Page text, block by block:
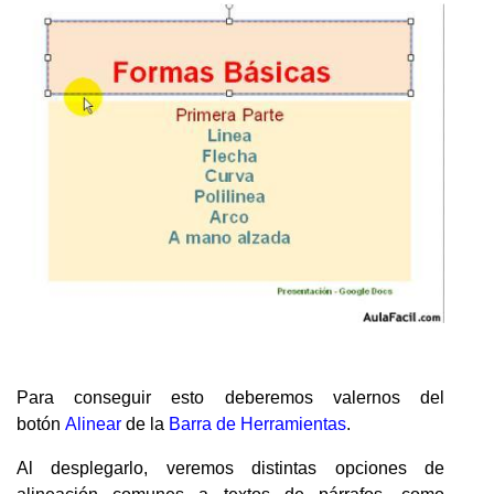
Para conseguir esto deberemos valernos del
botón Alinear de la Barra de Herramientas.
Al desplegarlo, veremos distintas opciones de